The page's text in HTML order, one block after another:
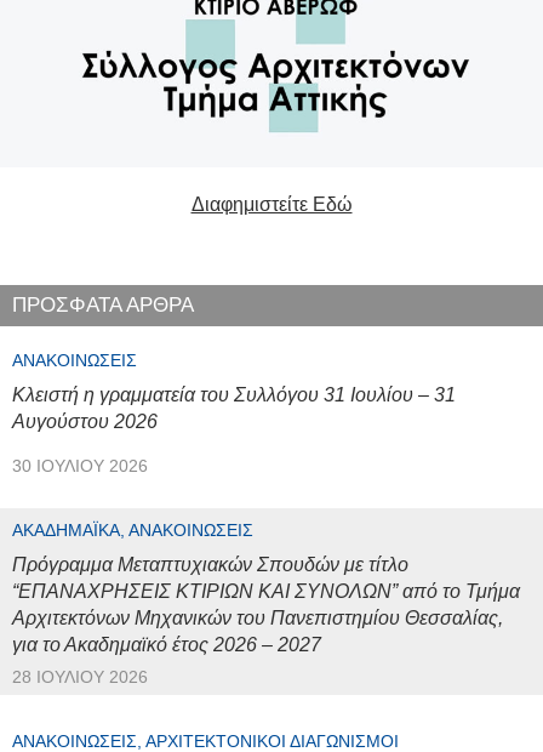
Διαφημιστείτε Εδώ
ΠΡΟΣΦΑΤΑ ΑΡΘΡΑ
ΑΝΑΚΟΙΝΏΣΕΙΣ
Κλειστή η γραμματεία του Συλλόγου 31 Ιουλίου – 31
Αυγούστου 2026
30 ΙΟΥΛΊΟΥ 2026
ΑΚΑΔΗΜΑΪΚΆ, ΑΝΑΚΟΙΝΏΣΕΙΣ
Πρόγραμμα Μεταπτυχιακών Σπουδών με τίτλο
“ΕΠΑΝΑΧΡΗΣΕΙΣ ΚΤΙΡΙΩΝ ΚΑΙ ΣΥΝΟΛΩΝ” από το Τμήμα
Αρχιτεκτόνων Μηχανικών του Πανεπιστημίου Θεσσαλίας,
για το Ακαδημαϊκό έτος 2026 – 2027
28 ΙΟΥΛΊΟΥ 2026
ΑΝΑΚΟΙΝΏΣΕΙΣ, ΑΡΧΙΤΕΚΤΟΝΙΚΟΊ ΔΙΑΓΩΝΙΣΜΟΊ